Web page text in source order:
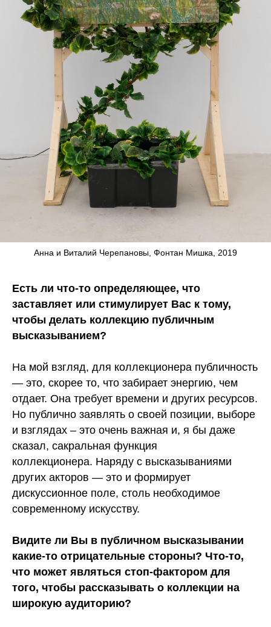
Анна и Виталий Черепановы, Фонтан Мишка, 2019
Есть ли что-то определяющее, что
заставляет или стимулирует Вас к тому,
чтобы делать коллекцию публичным
высказыванием?
На мой взгляд, для коллекционера публичность
— это, скорее то, что забирает энергию, чем
отдает. Она требует времени и других ресурсов.
Но публично заявлять о своей позиции, выборе
и взглядах – это очень важная и, я бы даже
сказал, сакральная функция
коллекционера. Наряду с высказываниями
других акторов — это и формирует
дискуссионное поле, столь необходимое
современному искусству.
Видите ли Вы в публичном высказывании
какие-то отрицательные стороны? Что-то,
что может являться стоп-фактором для
того, чтобы рассказывать о коллекции на
широкую аудиторию?